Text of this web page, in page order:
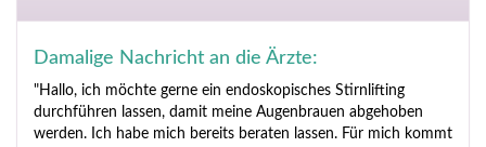
Damalige Nachricht an die Ärzte:
"Hallo, ich möchte gerne ein endoskopisches Stirnlifting
durchführen lassen, damit meine Augenbrauen abgehoben
werden. Ich habe mich bereits beraten lassen. Für mich kommt